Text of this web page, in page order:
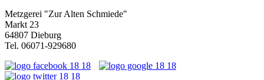
Metzgerei "Zur Alten Schmiede"
Markt 23
64807 Dieburg
Tel. 06071-929680